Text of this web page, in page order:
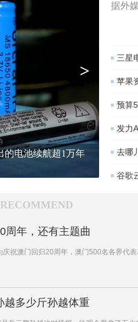
的电池续航超1万年
>
据外
三星
苹果
预算
发力
去哪
谷歌
RECOMMEND
周年，还有主题曲
庆祝澳门回归20周年，澳门500名各界代
越多少斤孙越体重